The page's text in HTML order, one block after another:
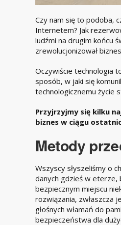
Czy nam się to podoba,
Internetem? Jak
ludźmi na drugim końcu
zrewolucjonizował
Oczywiście technologia
sposób, w jaki się
technologicznemu życie
Przyjrzyjmy się kilku
biznes w ciągu
Metody
Wszyscy słyszeliśmy o
danych gdzieś w eterze,
bezpiecznym miejscu
rozwiązania, zwłaszcza
głośnych włamań do
bezpieczeństwa dla